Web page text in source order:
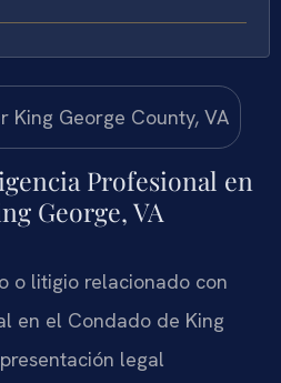
Profesional en
George, VA
o litigio relacionado con
en el Condado de King
legal